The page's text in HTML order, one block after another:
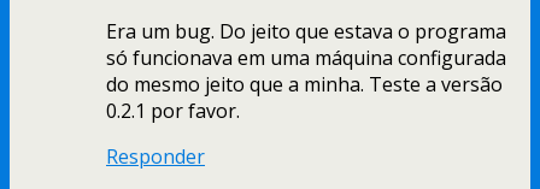
Era um bug. Do jeito que estava o programa
só funcionava em uma máquina configurada
do mesmo jeito que a minha. Teste a versão
0.2.1 por favor.
Responder